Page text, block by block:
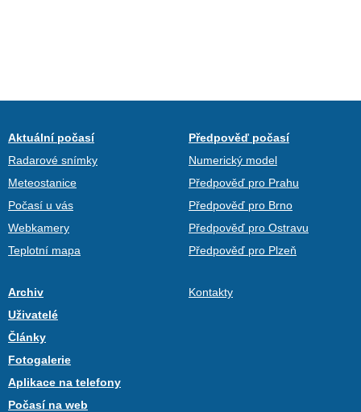
Aktuální počasí
Radarové snímky
Meteostanice
Počasí u vás
Webkamery
Teplotní mapa
Předpověď počasí
Numerický model
Předpověď pro Prahu
Předpověď pro Brno
Předpověď pro Ostravu
Předpověď pro Plzeň
Archiv
Uživatelé
Články
Fotogalerie
Aplikace na telefony
Počasí na web
Kontakty